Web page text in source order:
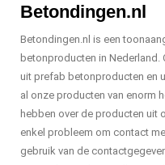
Betondingen.nl
Betondingen.nl is een
betonproducten in
uit prefab betonproducten en
al onze producten van enorm
hebben over de producten uit
enkel probleem om contact
gebruik van de